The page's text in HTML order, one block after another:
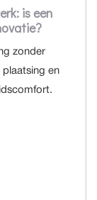
is een
zonder
plaatsing en